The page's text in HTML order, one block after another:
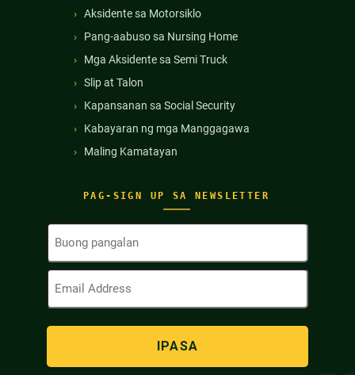
PAG-SIGN UP SA NEWSLETTER
Buong
(Kinakailangan)
Email
(Kinakailangan)
Aksidente sa Motorsiklo
Pang-aabuso sa Nursing Home
Mga Aksidente sa Semi Truck
Slip at Talon
Kapansanan sa Social Security
Kabayaran ng mga Manggagawa
Maling Kamatayan